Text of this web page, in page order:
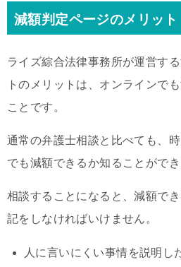
減額判定ページのメリット
ライズ綜合法律事務所が運営す
トのメリットは、オンラインで
ことです。
通常の弁護士相談と比べても、
でも減額できるか知ることができ
相談することになると、減額で
記をしなければいけません。
人に言いにくい事情を説明し